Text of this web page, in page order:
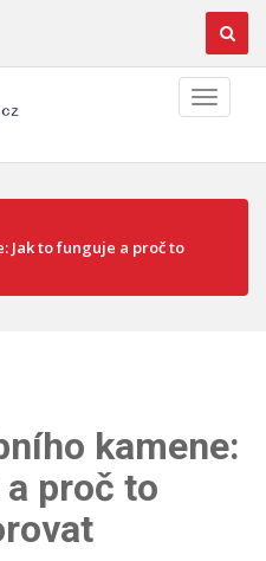
Jak to funguje a proč to
kamene:
proč to